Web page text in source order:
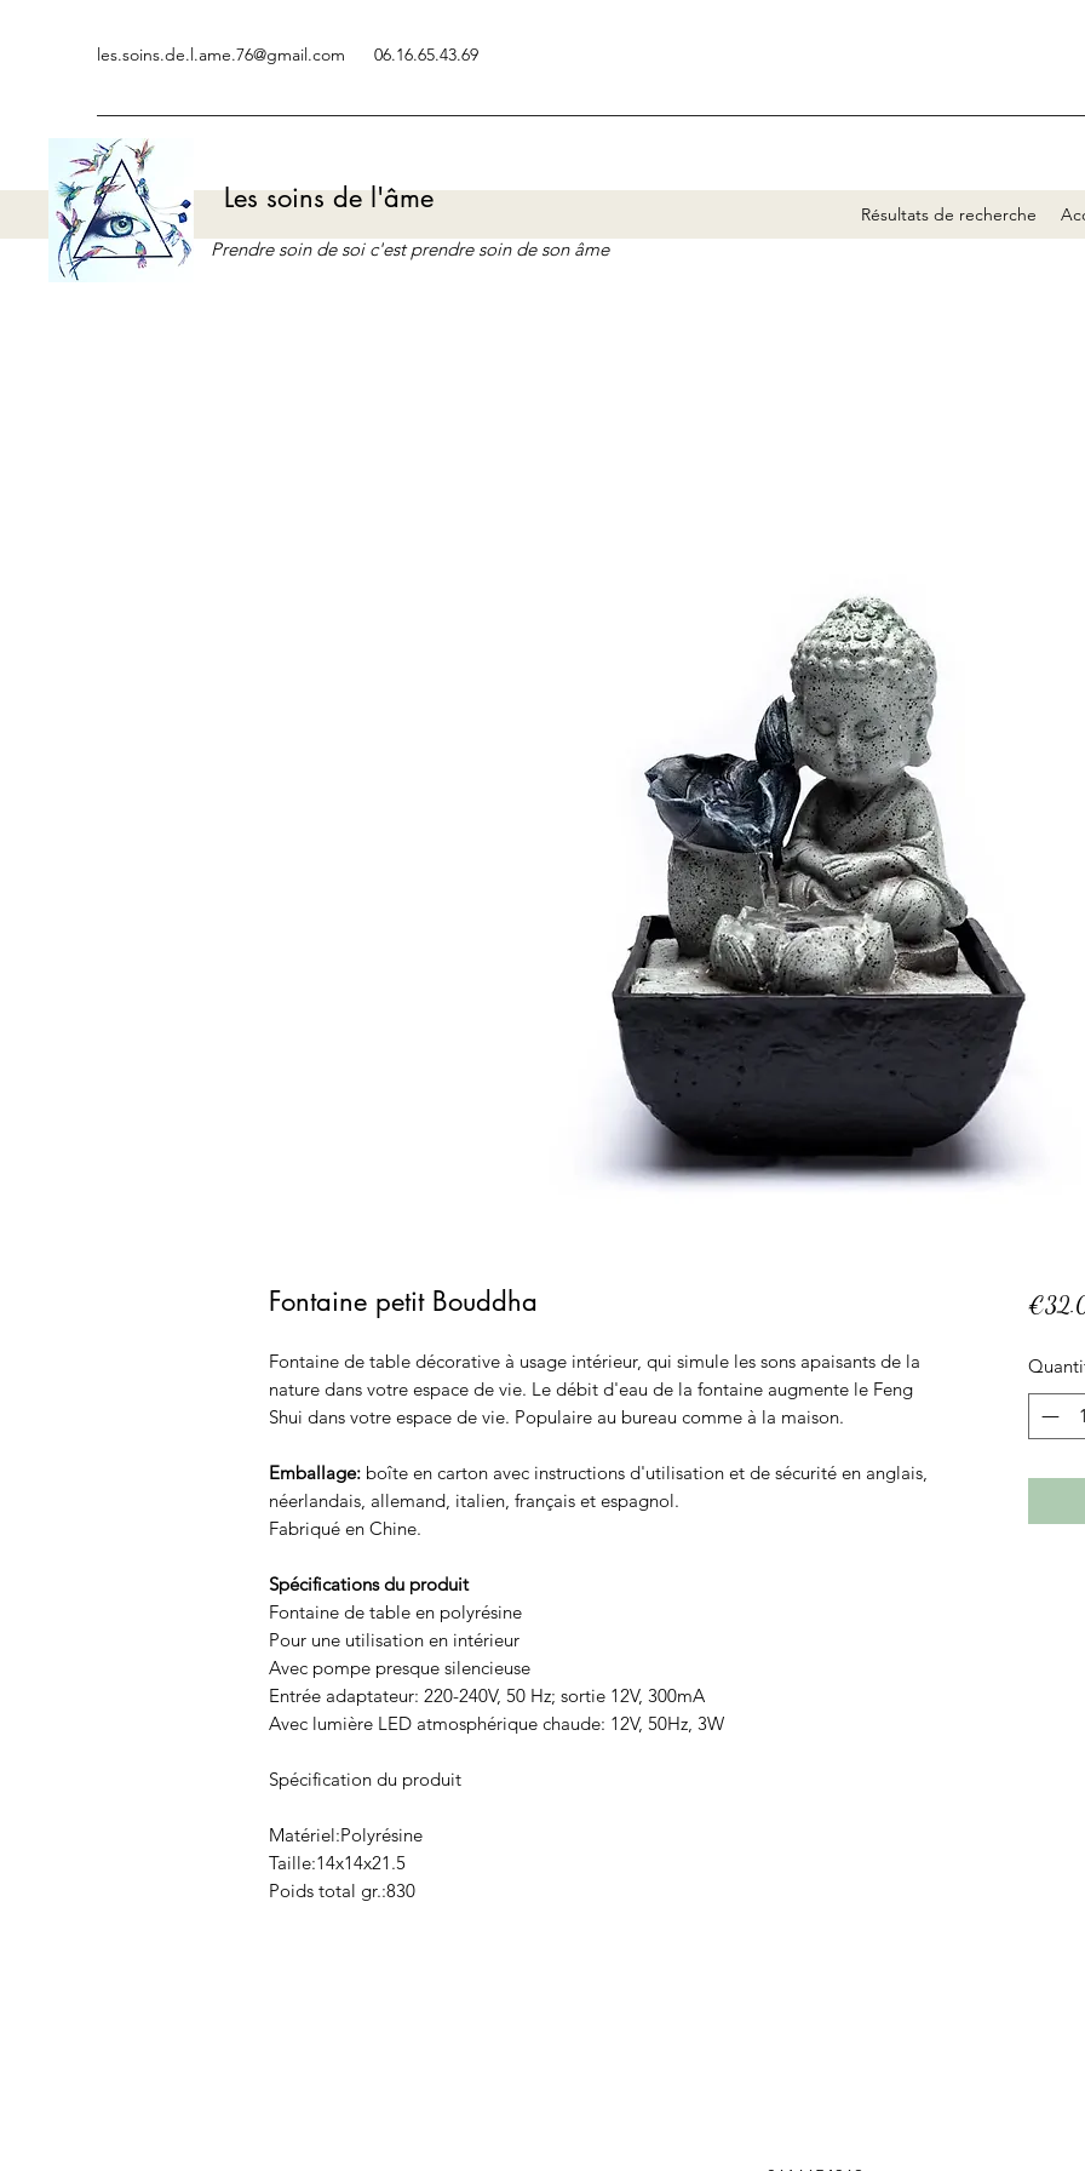
les.soins.de.l.ame.76@gmail.com 06.16.65.43.69
Les soins de l'âme Résultats de recherche
Prendre soin de soi c'est prendre soin de son âme
Fontaine petit Bouddha
Fontaine de table décorative à usage intérieur, qui simule les sons apaisants de la
nature dans votre espace de vie. Le débit d'eau de la fontaine augmente le Feng
Shui dans votre espace de vie. Populaire au bureau comme à la maison.
Emballage: boîte en carton avec instructions d'utilisation et de sécurité en anglais,
néerlandais, allemand, italien, français et espagnol.
Fabriqué en Chine.
Spécifications du produit
Fontaine de table en polyrésine
Pour une utilisation en intérieur
Avec pompe presque silencieuse
Entrée adaptateur: 220-240V, 50 Hz; sortie 12V, 300mA
Avec lumière LED atmosphérique chaude: 12V, 50Hz, 3W
Spécification du produit
Matériel:Polyrésine
Taille:14x14x21.5
Poids total gr.:830